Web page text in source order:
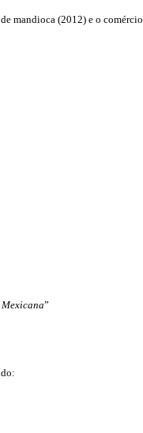
mandioca (2012) e o comércio
Mexicana”